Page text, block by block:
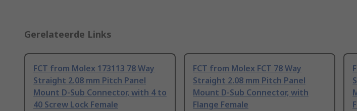
Gerelateerde Links
FCT from Molex 173113 78 Way
Straight 2.08 mm Pitch Panel
Mount D-Sub Connector, with 4 to
40 Screw Lock Female
FCT from Molex FCT 78 Way
Straight 2.08 mm Pitch Panel
Mount D-Sub Connector, with
Flange Female